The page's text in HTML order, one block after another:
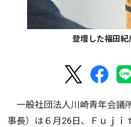
登壇した福田紀
一般社団法人川崎青年会議
事長）は６月26日、Ｆｕｊｉ